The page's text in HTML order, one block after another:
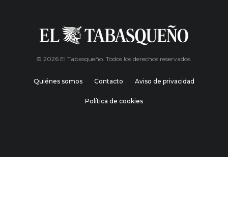
© 2026 El Tabasqueño. Todos los derechos reservados.
Quiénes somos Contacto Aviso de privacidad
Política de cookies